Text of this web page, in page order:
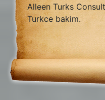
Alleen Turks
Turkce bakim.